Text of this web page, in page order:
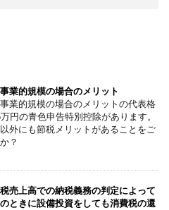
業的規模の場合のメリット
業的規模の場合のメリットの代表格
円の青色申告特別控除があります。
外にも節税メリットがあることをご
？
売上高での納税義務の判定によって
ときに設備投資をしても消費税の還